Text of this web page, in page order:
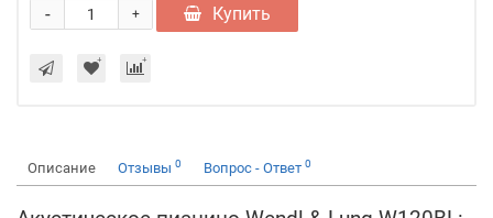
+
- Купить
Описание Отзывы 0 Вопрос - Ответ 0